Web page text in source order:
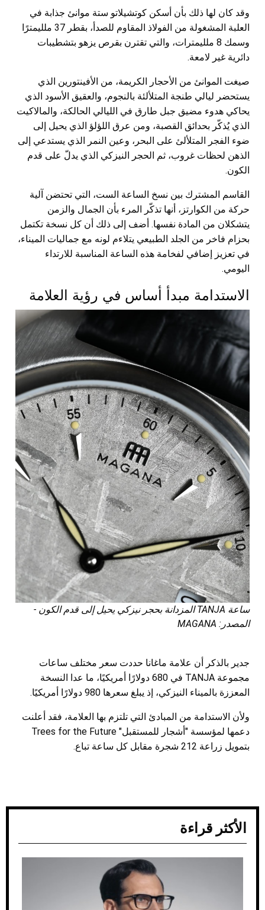
وقد كان لها ذلك بأن أسكن كوتشيلاتو ستة موانئ جذابة في
العلبة المشغولة من الفولاذ المقاوم للصدأ، بقطر 37 ملليمترًا
وسمك 8 ملليمترات، والتي تقترن بقرص يزهو بتشطيبات
دائرية غير لامعة.
صيغت الموانئ من الأحجار الكريمة، من الأفينتورين الذي
يستحضر ليالي طنجة المتلألئة بالنجوم، والعقيق الأسود الذي
يحاكي هدوء مضيق جبل طارق في الليالي الحالكة، والمالاكيت
الذي يُذكّر بحدائق القصبة، ومن عرق اللؤلؤ الذي يحيل إلى
ضوء الفجر المتلألئ على البحر، وعين النمر الذي يستدعي إلى
الذهن لحظات غروب، ثم الحجر النيزكي الذي يدلّ على قدم
الكون.
القاسم المشترك بين نسخ الساعة الست، التي تحتضن آلية
حركة من الكوارتز، أنها تذكّر المرء بأن الجمال والزمن
يتشكلان من المادة نفسها. أضف إلى ذلك أن كل نسخة تكتمل
بحزام فاخر من الجلد الطبيعي يتلاءم لونه مع جماليات الميناء،
في تعزيز إضافي لفخامة هذه الساعة المناسبة للارتداء
اليومي.
الاستدامة مبدأ أساس في رؤية العلامة
ساعة TANJA المزدانة بحجر نيزكي يحيل إلى قدم الكون -
المصدر: MAGANA
جدير بالذكر أن علامة ماغانا حددت سعر مختلف ساعات
مجموعة TANJA في 680 دولارًا أمريكيًا، ما عدا النسخة
المعززة بالميناء النيزكي، إذ يبلغ سعرها 980 دولارًا أمريكيًا.
ولأن الاستدامة من المبادئ التي تلتزم بها العلامة، فقد أعلنت
دعمها لمؤسسة "أشجار
للمستقبل" Trees for the Future
بتمويل زراعة 212 شجرة مقابل كل ساعة تباع.
الأكثر قراءة